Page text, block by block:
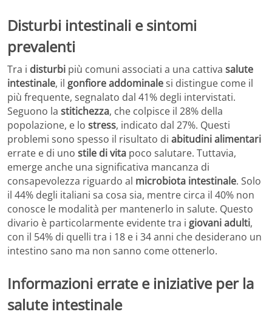
Disturbi intestinali e sintomi
prevalenti
Tra i disturbi più comuni associati a una cattiva salute
intestinale, il gonfiore addominalesi distingue come il
più frequente, segnalato dal 41% degli intervistati.
Seguono la stitichezza, che colpisce il 28% della
popolazione, e lo stress, indicato dal 27%. Questi
problemi sono spesso il risultato di abitudini alimentari
errate e di uno stile di vita poco salutare. Tuttavia,
emerge anche una significativa mancanza di
consapevolezza riguardo al microbiota intestinale. Solo
il 44% degli italiani sa cosa sia, mentre circa il 40% non
conosce le modalità per mantenerlo in salute. Questo
divario è particolarmente evidente tra i giovani adulti,
con il 54% di quelli tra i 18 e i 34 anni che desiderano un
intestino sano ma non sanno come ottenerlo.
Informazioni errate e iniziative per la
salute intestinale